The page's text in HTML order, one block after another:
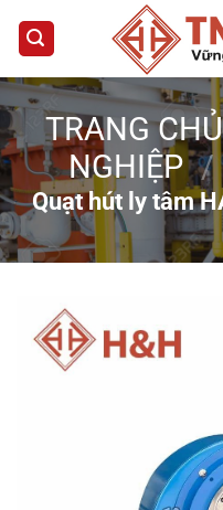
qua
dung
TRANG CHỦ
NGHIỆP /
Quạt hút ly tâm